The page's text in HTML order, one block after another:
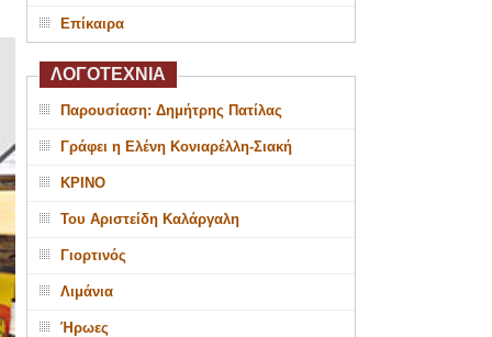
Επίκαιρα
ΛΟΓΟΤΕΧΝΙΑ
Παρουσίαση: Δημήτρης Πατίλας
Γράφει η Ελένη Κονιαρέλλη-Σιακή
ΚΡΙΝΟ
Του Αριστείδη Καλάργαλη
Γιορτινός
Λιμάνια
Ήρωες